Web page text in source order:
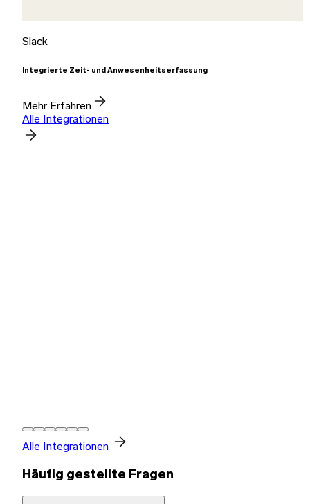
Slack
Integrierte Zeit- und Anwesenheitserfassung
Mehr Erfahren
Alle Integrationen
Alle Integrationen
Häufig gestellte Fragen